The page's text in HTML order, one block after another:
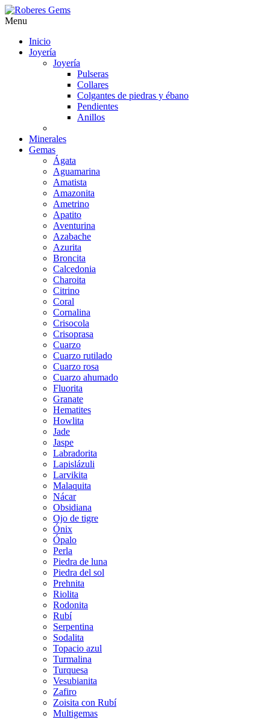
Menu
Inicio
Joyería
Joyería
Pulseras
Collares
Colgantes de piedras y ébano
Pendientes
Anillos
Minerales
Gemas
Ágata
Aguamarina
Amatista
Amazonita
Ametrino
Apatito
Aventurina
Azabache
Azurita
Broncita
Calcedonia
Charoita
Citrino
Coral
Cornalina
Crisocola
Crisoprasa
Cuarzo
Cuarzo rutilado
Cuarzo rosa
Cuarzo ahumado
Fluorita
Granate
Hematites
Howlita
Jade
Jaspe
Labradorita
Lapislázuli
Larvikita
Malaquita
Nácar
Obsidiana
Ojo de tigre
Ónix
Ópalo
Perla
Piedra de luna
Piedra del sol
Prehnita
Riolita
Rodonita
Rubí
Serpentina
Sodalita
Topacio azul
Turmalina
Turquesa
Vesubianita
Zafiro
Zoisita con Rubí
Multigemas